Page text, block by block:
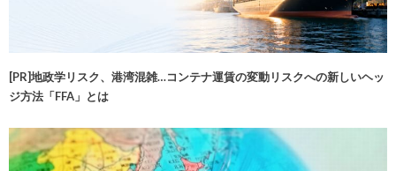
[PR]地政学リスク、港湾混雑…コンテナ運賃の変動リスクへの新しいヘッ
ジ方法「FFA」とは